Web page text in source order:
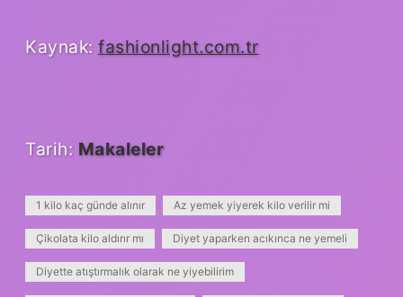
Kaynak: fashionlight.com.tr
Tarih: Makaleler
1 kilo kaç günde alınır Az yemek yiyerek kilo verilir mi
Çikolata kilo aldırır mı Diyet yaparken acıkınca ne yemeli
Diyette atıştırmalık olarak ne yiyebilirim